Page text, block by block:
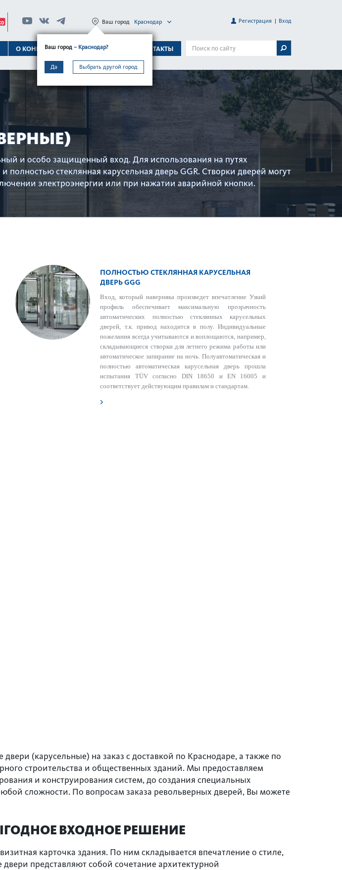
О КОНЦЕРНЕ ТЕХПОДДЕРЖКА КОНТАКТЫ
Ваш город – Краснодар?
Да Выбрать другой город
Ваш город Краснодар Регистрация Вход
и особо защищенный вход. Для использования на путях
стеклянная карусельная дверь GGR. Створки дверей могут
электроэнергии или при нажатии аварийной кнопки.
ПОЛНОСТЬЮ СТЕКЛЯННАЯ КАРУСЕЛЬНАЯ
ДВЕРЬ GGG
Вход, который наверняка произведет впечатление Узкий
профиль обеспечивает максимальную прозрачность
автоматических полностью стеклянных карусельных
дверей, т.к. привод находится в полу. Индивидуальные
пожелания всегда учитываются и воплощаются, например,
складывающиеся створки для летнего режима работы или
автоматическое запирание на ночь. Полуавтоматическая и
полностью автоматическая карусельная дверь прошла
испытания TÜV согласно DIN 18650 и EN 16005 и
соответствует действующим правилам и стандартам.
(карусельные) на заказ с доставкой по Краснодаре, а также по
строительства и общественных зданий. Мы предоставляем
и конструирования систем, до создания специальных
сложности. По вопросам заказа револьверных дверей, Вы можете
ВХОДНОЕ РЕШЕНИЕ
карточка здания. По ним складывается впечатление о стиле,
представляют собой сочетание архитектурной